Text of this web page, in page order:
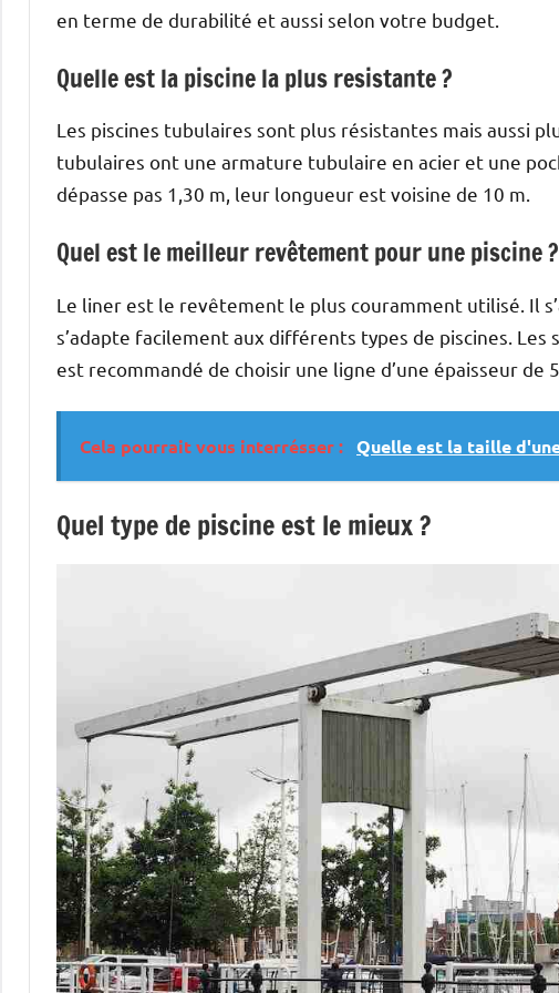
en terme de durabilité et aussi selon votre budget.
Quelle est la piscine la plus resistante ?
Les piscines tubulaires sont plus résistantes mais aussi
tubulaires ont une armature tubulaire en acier et une
dépasse pas 1,30 m, leur longueur est voisine de 10 m.
Quel est le meilleur revêtement pour une piscine ?
Le liner est le revêtement le plus couramment utilisé. Il
s’adapte facilement aux différents types de piscines.
est recommandé de choisir une ligne d’une épaisseur de
Cela pourrait vous interrésser : Quelle est la taille
Quel type de piscine est le mieux ?